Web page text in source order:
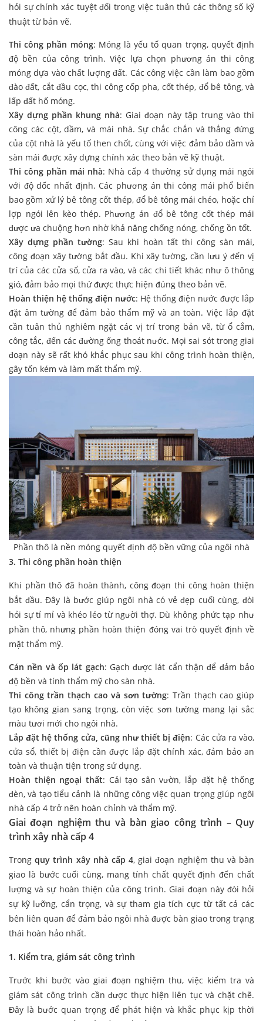
hỏi sự chính xác tuyệt đối trong việc tuân thủ các thông số kỹ
thuật từ bản vẽ.
Thi công phần móng: Móng là yếu tố quan trọng, quyết định
độ bền của công trình. Việc lựa chọn phương án thi công
móng dựa vào chất lượng đất. Các công việc cần làm bao gồm
đào đất, cắt đầu cọc, thi công cốp pha, cốt thép, đổ bê tông, và
lấp đất hố móng.
Xây dựng phần khung nhà: Giai đoạn này tập trung vào thi
công các cột, dầm, và mái nhà. Sự chắc chắn và thẳng đứng
của cột nhà là yếu tố then chốt, cùng với việc đảm bảo dầm và
sàn mái được xây dựng chính xác theo bản vẽ kỹ thuật.
Thi công phần mái nhà: Nhà cấp 4 thường sử dụng mái ngói
với độ dốc nhất định. Các phương án thi công mái phổ biến
bao gồm xử lý bê tông cốt thép, đổ bê tông mái chéo, hoặc chỉ
lợp ngói lên kèo thép. Phương án đổ bê tông cốt thép mái
được ưa chuộng hơn nhờ khả năng chống nóng, chống ồn tốt.
Xây dựng phần tường: Sau khi hoàn tất thi công sàn mái,
công đoạn xây tường bắt đầu. Khi xây tường, cần lưu ý đến vị
trí của các cửa sổ, cửa ra vào, và các chi tiết khác như ô thông
gió, đảm bảo mọi thứ được thực hiện đúng theo bản vẽ.
Hoàn thiện hệ thống điện nước: Hệ thống điện nước được lắp
đặt âm tường để đảm bảo thẩm mỹ và an toàn. Việc lắp đặt
cần tuân thủ nghiêm ngặt các vị trí trong bản vẽ, từ ổ cắm,
công tắc, đến các đường ống thoát nước. Mọi sai sót trong giai
đoạn này sẽ rất khó khắc phục sau khi công trình hoàn thiện,
gây tốn kém và làm mất thẩm mỹ.
Phần thô là nền móng quyết định độ bền vững của ngôi nhà
3. Thi công phần hoàn thiện
Khi phần thô đã hoàn thành, công đoạn thi công hoàn thiện
bắt đầu. Đây là bước giúp ngôi nhà có vẻ đẹp cuối cùng, đòi
hỏi sự tỉ mỉ và khéo léo từ người thợ. Dù không phức tạp như
phần thô, nhưng phần hoàn thiện đóng vai trò quyết định về
mặt thẩm mỹ.
Cán nền và ốp lát gạch: Gạch được lát cẩn thận để đảm bảo
độ bền và tính thẩm mỹ cho sàn nhà.
Thi công trần thạch cao và sơn tường: Trần thạch cao giúp
tạo không gian sang trọng, còn việc sơn tường mang lại sắc
màu tươi mới cho ngôi nhà.
Lắp đặt hệ thống cửa, cũng như thiết bị điện: Các cửa ra vào,
cửa sổ, thiết bị điện cần được lắp đặt chính xác, đảm bảo an
toàn và thuận tiện trong sử dụng.
Hoàn thiện ngoại thất: Cải tạo sân vườn, lắp đặt hệ thống
đèn, và tạo tiểu cảnh là những công việc quan trọng giúp ngôi
nhà cấp 4 trở nên hoàn chỉnh và thẩm mỹ.
Giai đoạn nghiệm thu và bàn giao công trình – Quy
trình xây nhà cấp 4
Trongquy trình xây nhà cấp 4, giai đoạn nghiệm thu và bàn
giao là bước cuối cùng, mang tính chất quyết định đến chất
lượng và sự hoàn thiện của công trình. Giai đoạn này đòi hỏi
sự kỹ lưỡng, cẩn trọng, và sự tham gia tích cực từ tất cả các
bên liên quan để đảm bảo ngôi nhà được bàn giao trong trạng
thái hoàn hảo nhất.
1. Kiểm tra, giám sát công trình
Trước khi bước vào giai đoạn nghiệm thu, việc kiểm tra và
giám sát công trình cần được thực hiện liên tục và chặt chẽ.
Đây là bước quan trọng để phát hiện và khắc phục kịp thời